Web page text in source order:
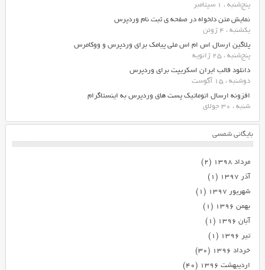
پنج‌شنبه ، 1 سپتامبر
نمایش متن دلخواه در صفحه ی ثبت نام وردپرس
یکشنبه ، 4 ژوئن
پلاگین ارسال اس ام اس ملی پیامک برای وردپرس و ووکامرس
پنج‌شنبه ، 25 ژانویه
دانلود قالب ایران اسکریپت برای وردپرس
دوشنبه ، 15 آگوست
افزونه ارسال اتوماتیک پست های وردپرس به اینستاگرام
شنبه ، 30 جولای
بایگانی شمسی
مرداد ۱۳۹۸
(۲)
آذر ۱۳۹۷
(۱)
شهریور ۱۳۹۷
(۱)
بهمن ۱۳۹۶
(۱)
آبان ۱۳۹۶
(۱)
تیر ۱۳۹۶
(۱)
خرداد ۱۳۹۶
(۳۰)
اردیبهشت ۱۳۹۶
(۴۰)